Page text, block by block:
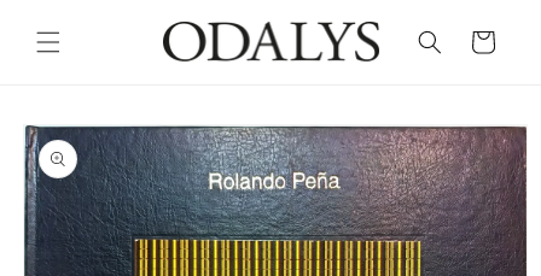
content
Cart
Skip to
product
information